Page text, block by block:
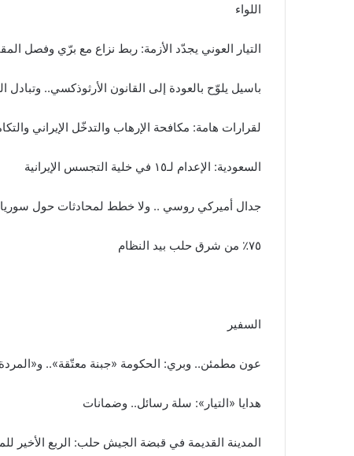
اللواء
التيار العوني يجدّد الأزمة: ربط نزاع مع برّي وفصل
باسيل يلوّح بالعودة إلى القانون الأرثوذكسي..
لقرارات هامة: مكافحة الإرهاب والتدخّل الإيراني
السعودية: الإعدام لـ١٥ في خلية التجسس الإيرانية
جدال أميركي روسي .. ولا خطط لمحادثات حول سوريا
٧٥٪ من شرق حلب بيد النظام
السفير
عون مطمئن.. وبري: الحكومة «جبنة معتّقة»..
هدايا «التيار»: سلة رسائل.. وضمانات
المدينة القديمة في قبضة الجيش حلب: الربع الأخير